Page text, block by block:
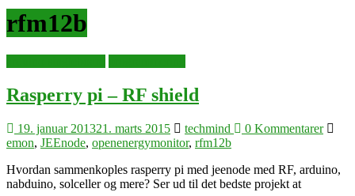
rfm12b
Rasperry pi – RF shield
19. januar 201321. marts 2015 techmind
0 Kommentarer
emon, JEEnode, openenergymonitor, rfm12b
Hvordan sammenkoples rasperry pi med jeenode med RF, arduino,
nabduino, solceller og mere? Ser ud til det bedste projekt at